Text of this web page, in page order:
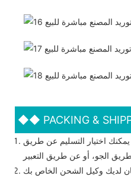
◆◆ PACKING &
اختيار التسليم عن طريق